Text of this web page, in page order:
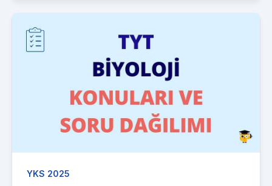
YKS 2025